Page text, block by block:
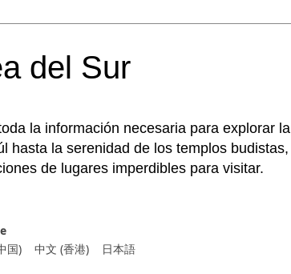
del Sur
la información necesaria para explorar la
hasta la serenidad de los templos budistas,
de lugares imperdibles para visitar.
国) 中文 (香港) 日本語